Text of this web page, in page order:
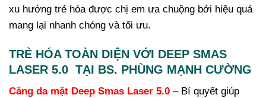
xu hướng trẻ hóa được chị em ưa chuộng bởi hiệu quả
mang lại nhanh chóng và tối ưu.
TRẺ HÓA TOÀN DIỆN VỚI DEEP SMAS
LASER 5.0 TẠI BS. PHÙNG MẠNH CƯỜNG
Căng da mặt Deep Smas Laser 5.0 – Bí quyết giúp